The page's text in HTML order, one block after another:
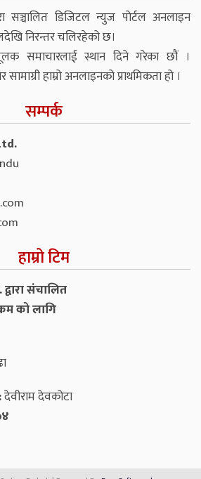
सञ्चालित डिजिटल न्युज पोर्टल अनलाइन
निरन्तर चलिरहेको छ।
समाचारलाई स्थान दिने गरेका छौं ।
हाम्रो अनलाइनको प्राथमिकता हो ।
सम्पर्क
हाम्रो टिम
द्वारा संचालित
को लागि
देवीराम देवकोटा